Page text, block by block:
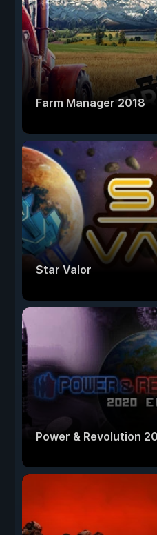
Farm Manager 2018
Star Valor
Power & Revolution